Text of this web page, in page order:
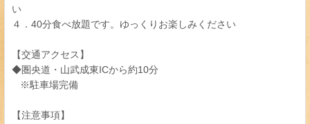
い
４．40分食べ放題です。ゆっくりお楽しみください
【交通アクセス】
◆圏央道・山武成東ICから約10分
※駐車場完備
【注意事項】